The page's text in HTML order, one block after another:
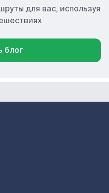
для вас, используя
блог